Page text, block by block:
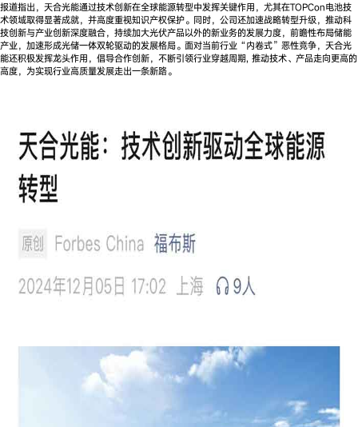
报道指出，天合光能通过技术创新在全球能源转型中发挥关键作用，尤其在TOPCon电池技
术领域取得显著成就，并高度重视知识产权保护。同时，公司还加速战略转型升级，推动科
技创新与产业创新深度融合，持续加大光伏产品以外的新业务的发展力度，前瞻性布局储能
产业，加速形成光储一体双轮驱动的发展格局。面对当前行业“内卷式”恶性竞争，天合光
能还积极发挥龙头作用，倡导合作创新，不断引领行业穿越周期, 推动技术、产品走向更高的
高度，为实现行业高质量发展走出一条新路。